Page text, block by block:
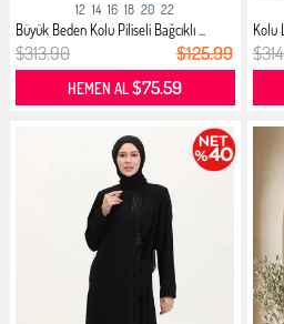
12 14 16 18 20 22
Büyük Beden Kolu Piliseli Bağcıklı ...
$313.90 $125.99
HEMEN AL$75.59
Kolu